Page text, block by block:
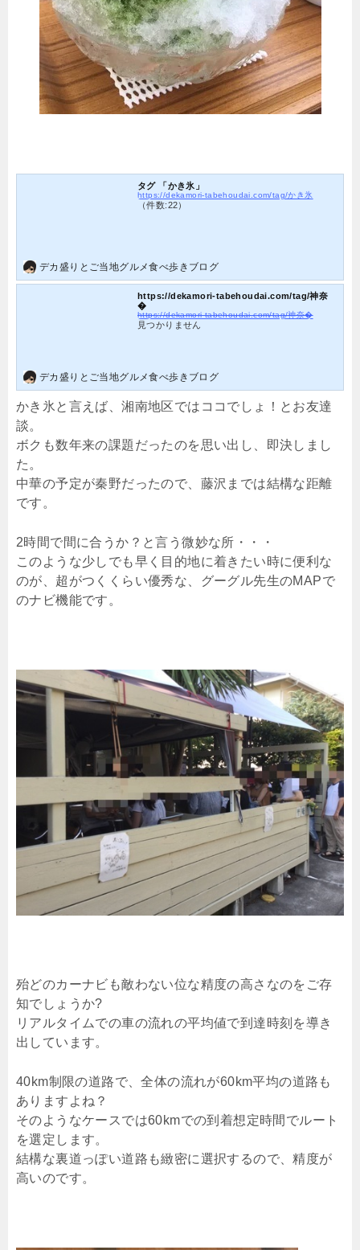
タグ 「かき氷」
https://dekamori-tabehoudai.com/tag/かき氷
（件数:22）
デカ盛りとご当地グルメ食べ歩きブログ
https://dekamori-tabehoudai.com/tag/神奈
�
https://dekamori-tabehoudai.com/tag/神奈�
見つかりません
デカ盛りとご当地グルメ食べ歩きブログ
かき氷と言えば、湘南地区ではココでしょ！とお友達
談。
ボクも数年来の課題だったのを思い出し、即決しまし
た。
中華の予定が秦野だったので、藤沢までは結構な距離
です。
2時間で間に合うか？と言う微妙な所・・・
このような少しでも早く目的地に着きたい時に便利な
のが、超がつくくらい優秀な、グーグル先生のMAPで
のナビ機能です。
殆どのカーナビも敵わない位な精度の高さなのをご存
知でしょうか?
リアルタイムでの車の流れの平均値で到達時刻を導き
出しています。
40km制限の道路で、全体の流れが60km平均の道路も
ありますよね？
そのようなケースでは60kmでの到着想定時間でルート
を選定します。
結構な裏道っぽい道路も緻密に選択するので、精度が
高いのです。